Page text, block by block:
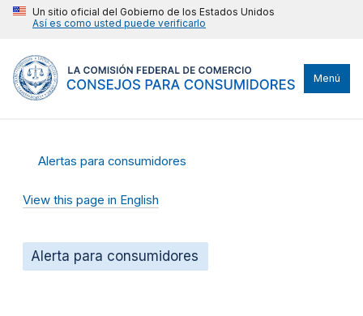
Un sitio oficial del Gobierno de los Estados Unidos
Así es como usted puede verificarlo
Menú
Alertas para consumidores
View this page in English
Alerta para consumidores